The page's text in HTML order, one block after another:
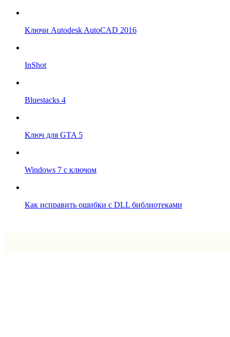
Ключи Autodesk AutoCAD 2016
InShot
Bluestacks 4
Ключ для GTA 5
Windows 7 с ключом
Как исправить ошибки с DLL библиотеками